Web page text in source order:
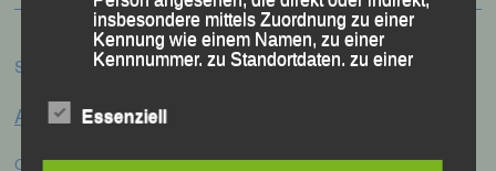
Schlagwörter
Alex SellnerAnna Drexler
Centa Hollweck Christina WimmerDJK DomlaufEva
insbesondere mittels Zuordnung zu einer
Kennung wie einem Namen, zu einer
Kennnummer, zu Standortdaten, zu einer
Ausdruck der physischen, physiologischen,
kulturellen oder sozialen Identität dieser
Essenziell